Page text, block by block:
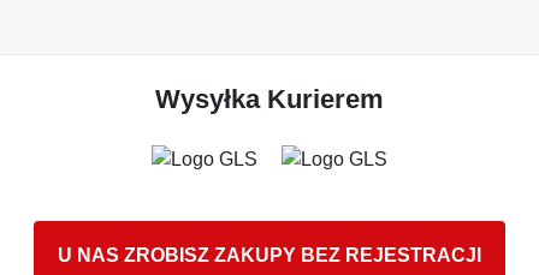
Wysyłka Kurierem
U NAS ZROBISZ ZAKUPY BEZ REJESTRACJI